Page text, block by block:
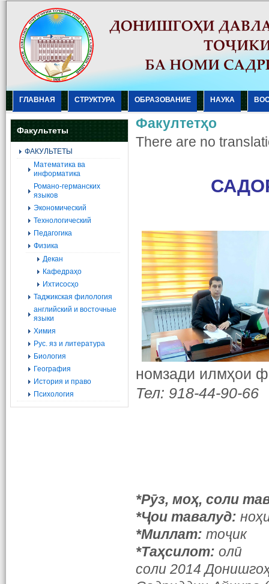
ГЛАВНАЯ СТРУКТУРА ОБРАЗОВАНИЕ НАУКА
Факультеты
ФАКУЛЬТЕТЫ
Mатематика ва
информатика
Романо-германских
языков
Экономический
Технологический
Педагогика
Физика
Декан
Кафедраҳо
Ихтисосҳо
Таджикская филология
английский и восточные
языки
Химия
Рус. яз и литература
Биология
География
История и право
Психология
Факултетҳо
There are no
номзади илмҳои
Тел: 918-44-90-66
*Рӯз, моҳ, соли
*Ҷои тавалуд:
*Миллат: тоҷик
*Таҳсилот: олӣ
соли 2014